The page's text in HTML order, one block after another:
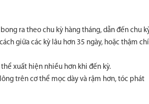
ra theo chu kỳ hàng tháng, dẫn đến chu
giữa các kỳ lâu hơn 35 ngày, hoặc thậm chí
xuất hiện nhiều hơn khi đến kỳ.
trên cơ thể mọc dày và rậm hơn, tóc phát